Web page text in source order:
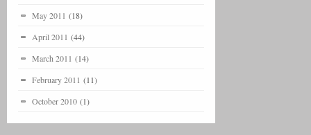
May 2011 (18)
April 2011 (44)
March 2011 (14)
February 2011 (11)
October 2010 (1)